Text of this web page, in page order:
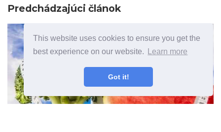
This website uses cookies to ensure you get the
best experience on our website.
Learn more
Got it!
Predchádzajúci článok